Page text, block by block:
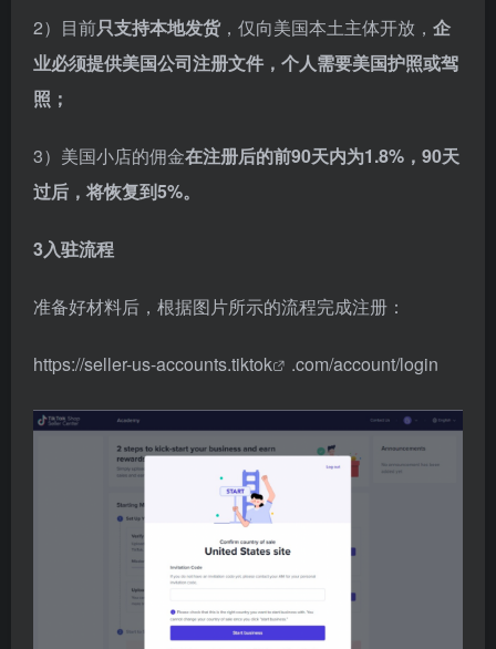
2）目前只支持本地发货，仅向美国本土主体开放， 企
业必须提供美国公司注册文件，个人需要美国护照或驾
照；
3）美国小店的佣金在注册后的前90天内为1.8%，90天
过后，将恢复到5%。
3入驻流程
准备好材料后，根据图片所示的流程完成注册：
https://seller-us-accounts.tiktok .com/account/login